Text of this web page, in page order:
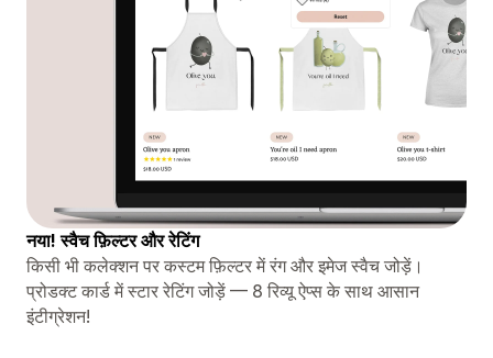
नया! स्वैच फ़िल्टर और रेटिंग
किसी भी कलेक्शन पर कस्टम फ़िल्टर में रंग और इमेज स्वैच जोड़ें।
प्रोडक्ट कार्ड में स्टार रेटिंग जोड़ें — 8 रिव्यू ऐप्स के साथ आसान
इंटीग्रेशन!